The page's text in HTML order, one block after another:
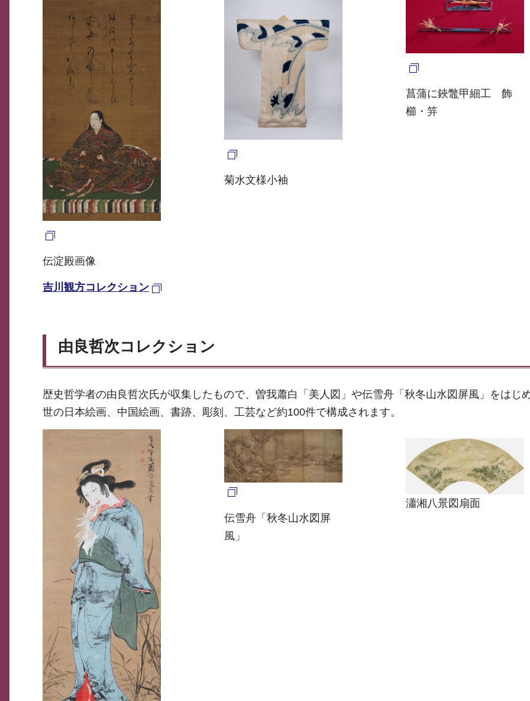
伝淀殿画像
菊水文様小袖
菖蒲に鋏鼈甲細工 飾
櫛・笄
吉川観方コレクション
由良哲次コレクション
歴史哲学者の由良哲次氏が収集したもので、曽我蕭白「美人図」や伝雪舟「秋冬山水図屏風」をはじ
世の日本絵画、中国絵画、書跡、彫刻、工芸など約100件で構成されます。
伝雪舟「秋冬山水図屏
風」
瀟湘八景図扇面